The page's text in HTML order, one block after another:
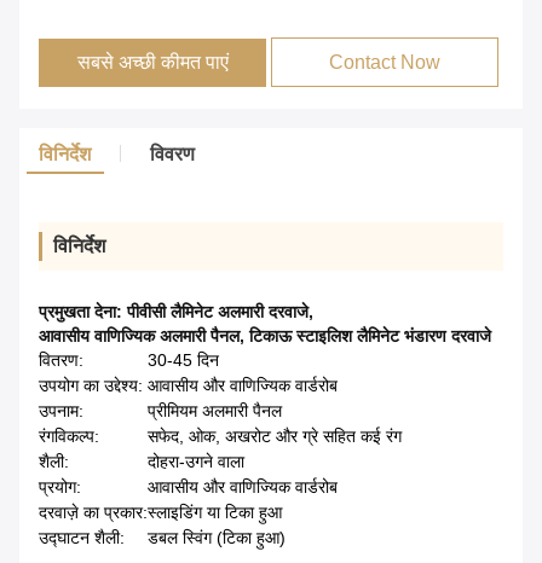
सबसे अच्छी कीमत पाएं Contact Now
विनिर्देश विवरण
विनिर्देश
प्रमुखता देना:पीवीसी लैमिनेट अलमारी दरवाजे,
आवासीय वाणिज्यिक अलमारी पैनल,टिकाऊ स्टाइलिश लैमिनेट भंडारण दरवाजे
वितरण:
30-45 दिन
उपयोग का उद्देश्य: आवासीय और वाणिज्यिक वार्डरोब
उपनाम:
प्रीमियम अलमारी पैनल
रंगविकल्प:
सफेद, ओक, अखरोट और ग्रे सहित कई रंग
शैली:
दोहरा-उगने वाला
प्रयोग:
आवासीय और वाणिज्यिक वार्डरोब
दरवाज़े का प्रकार:स्लाइडिंग या टिका हुआ
उद्घाटन शैली:
डबल स्विंग (टिका हुआ)